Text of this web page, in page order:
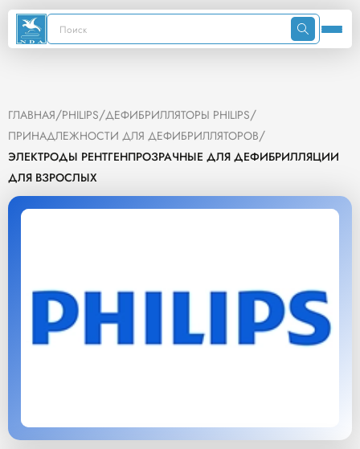
ГЛАВНАЯ/PHILIPS/ДЕФИБРИЛЛЯТОРЫ PHILIPS/
ПРИНАДЛЕЖНОСТИ ДЛЯ ДЕФИБРИЛЛЯТОРОВ/
ЭЛЕКТРОДЫ РЕНТГЕНПРОЗРАЧНЫЕ ДЛЯ ДЕФИБРИЛЛЯЦИИ
ДЛЯ ВЗРОСЛЫХ